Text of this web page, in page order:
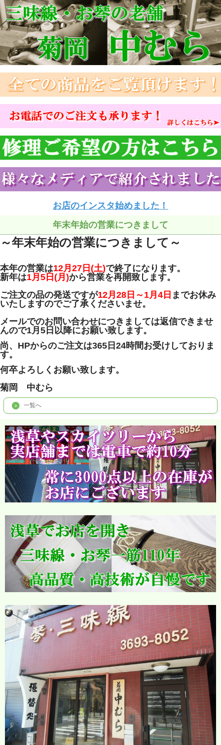
お店のインスタ始めました！
年末年始の営業につきまして
～年末年始の営業につきまして～
本年の営業は12月27日(土)で終了になります。
新年は1月5日(月)から営業を再開致します。
ご注文の品の発送ですが12月28日～1月4日 までお休み
いたしますのでご了承くださいませ。
メールでのお問い合わせにつきましては返信できませ
んので1月5日以降にお願い致します。
尚、HPからのご注文は365日24時間お受けしておりま
す。
何卒よろしくお願い致します。
菊岡 中むら
一覧へ